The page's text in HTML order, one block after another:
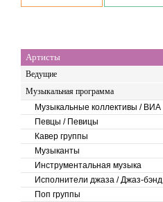
Артисты
Ведущие
Музыкальная программа
Музыкальные коллективы / ВИА
Певцы / Певицы
Кавер группы
Музыканты
Инструментальная музыка
Исполнители джаза / Джаз-бэнд
Поп группы